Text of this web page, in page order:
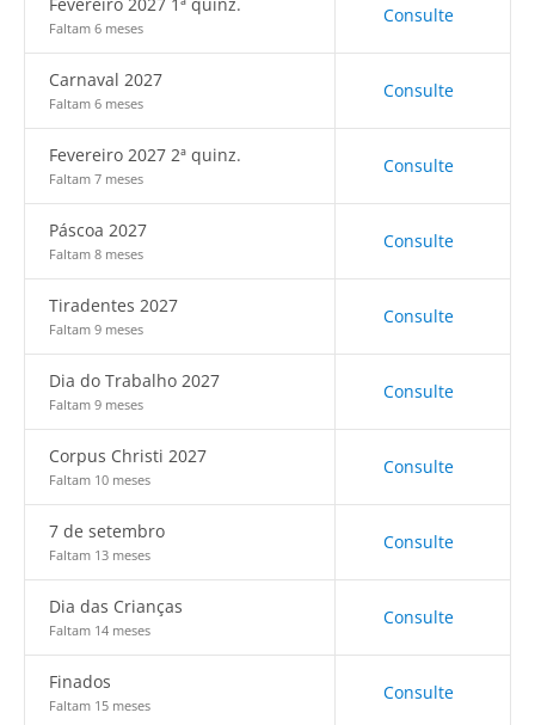
Faltam 6 meses
Consulte
Carnaval 2027
Faltam 6 meses
Consulte
Fevereiro 2027 2ª quinz.
Faltam 7 meses
Consulte
Páscoa 2027
Faltam 8 meses
Consulte
Tiradentes 2027
Faltam 9 meses
Consulte
Dia do Trabalho 2027
Faltam 9 meses
Consulte
Corpus Christi 2027
Faltam 10 meses
Consulte
7 de setembro
Faltam 13 meses
Consulte
Dia das Crianças
Faltam 14 meses
Consulte
Finados
Faltam 15 meses
Consulte